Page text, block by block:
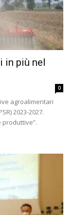
in più nel
0
agroalimentari
2023-2027.